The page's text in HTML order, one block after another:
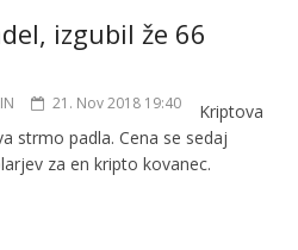
izgubil že 66
21. Nov 2018 19:40
Kriptova
strmo padla. Cena se sedaj
za en kripto kovanec.